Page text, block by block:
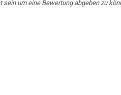
sein um eine Bewertung abgeben zu